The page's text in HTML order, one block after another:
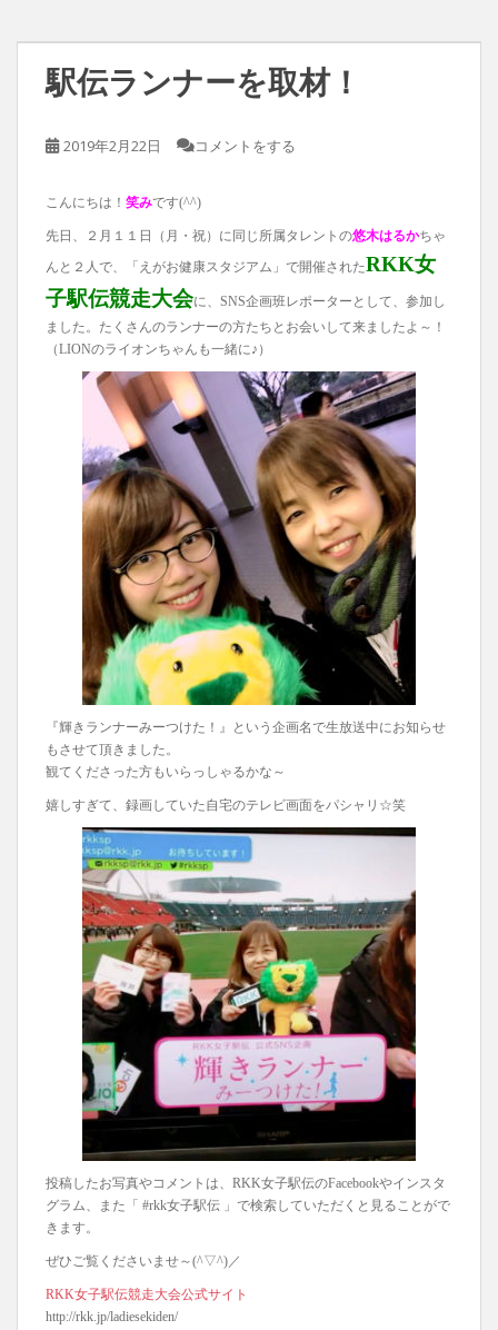
駅伝ランナーを取材！
2019年2月22日 コメントをする
こんにちは！ 笑みです(^^)
先日、２月１１日（月・祝）に同じ所属タレントの悠木はるかちゃ
んと２人で、「えがお健康スタジアム」で開催されたRKK女
子駅伝競走大会に、SNS企画班レポーターとして、参加し
ました。たくさんのランナーの方たちとお会いして来ましたよ～！
（LIONのライオンちゃんも一緒に♪）
『輝きランナーみーつけた！』という企画名で生放送中にお知らせ
もさせて頂きました。
観てくださった方もいらっしゃるかな～
嬉しすぎて、録画していた自宅のテレビ画面をパシャリ☆笑
投稿したお写真やコメントは、RKK女子駅伝のFacebookやインスタ
グラム、また「 #rkk女子駅伝 」で検索していただくと見ることがで
きます。
ぜひご覧くださいませ～(^▽^)／
RKK女子駅伝競走大会公式サイト
http://rkk.jp/ladiesekiden/